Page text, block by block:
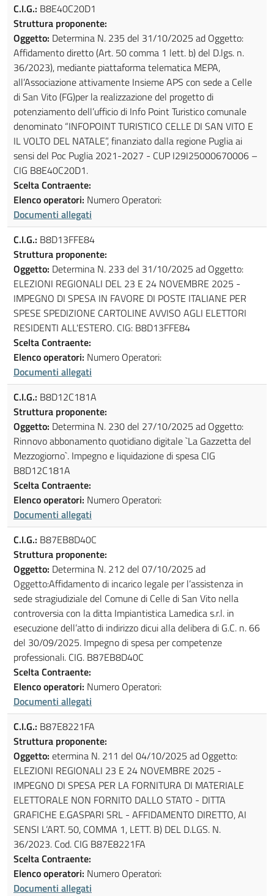
C.I.G.: B8E40C20D1
Struttura proponente:
Oggetto: Determina N. 235 del 31/10/2025 ad Oggetto:
Affidamento diretto (Art. 50 comma 1 lett. b) del D.lgs. n.
36/2023), mediante piattaforma telematica MEPA,
all’Associazione attivamente Insieme APS con sede a Celle
di San Vito (FG)per la realizzazione del progetto di
potenziamento dell’ufficio di Info Point Turistico comunale
denominato “INFOPOINT TURISTICO CELLE DI SAN VITO E
IL VOLTO DEL NATALE”, finanziato dalla regione Puglia ai
sensi del Poc Puglia 2021-2027 - CUP I29I25000670006 –
CIG B8E40C20D1.
Scelta Contraente:
Elenco operatori: Numero Operatori:
Documenti allegati
C.I.G.: B8D13FFE84
Struttura proponente:
Oggetto: Determina N. 233 del 31/10/2025 ad Oggetto:
ELEZIONI REGIONALI DEL 23 E 24 NOVEMBRE 2025 -
IMPEGNO DI SPESA IN FAVORE DI POSTE ITALIANE PER
SPESE SPEDIZIONE CARTOLINE AVVISO AGLI ELETTORI
RESIDENTI ALL'ESTERO. CIG: B8D13FFE84
Scelta Contraente:
Elenco operatori: Numero Operatori:
Documenti allegati
C.I.G.: B8D12C181A
Struttura proponente:
Oggetto: Determina N. 230 del 27/10/2025 ad Oggetto:
Rinnovo abbonamento quotidiano digitale `La Gazzetta del
Mezzogiorno`. Impegno e liquidazione di spesa CIG
B8D12C181A
Scelta Contraente:
Elenco operatori: Numero Operatori:
Documenti allegati
C.I.G.: B87EB8D40C
Struttura proponente:
Oggetto: Determina N. 212 del 07/10/2025 ad
Oggetto:Affidamento di incarico legale per l’assistenza in
sede stragiudiziale del Comune di Celle di San Vito nella
controversia con la ditta Impiantistica Lamedica s.r.l. in
esecuzione dell’atto di indirizzo dicui alla delibera di G.C. n. 66
del 30/09/2025. Impegno di spesa per competenze
professionali. CIG. B87EB8D40C
Scelta Contraente:
Elenco operatori: Numero Operatori:
Documenti allegati
C.I.G.: B87E8221FA
Struttura proponente:
Oggetto: etermina N. 211 del 04/10/2025 ad Oggetto:
ELEZIONI REGIONALI 23 E 24 NOVEMBRE 2025 -
IMPEGNO DI SPESA PER LA FORNITURA DI MATERIALE
ELETTORALE NON FORNITO DALLO STATO - DITTA
GRAFICHE E.GASPARI SRL - AFFIDAMENTO DIRETTO, AI
SENSI L’ART. 50, COMMA 1, LETT. B) DEL D.LGS. N.
36/2023. Cod. CIG B87E8221FA
Scelta Contraente:
Elenco operatori: Numero Operatori:
Documenti allegati